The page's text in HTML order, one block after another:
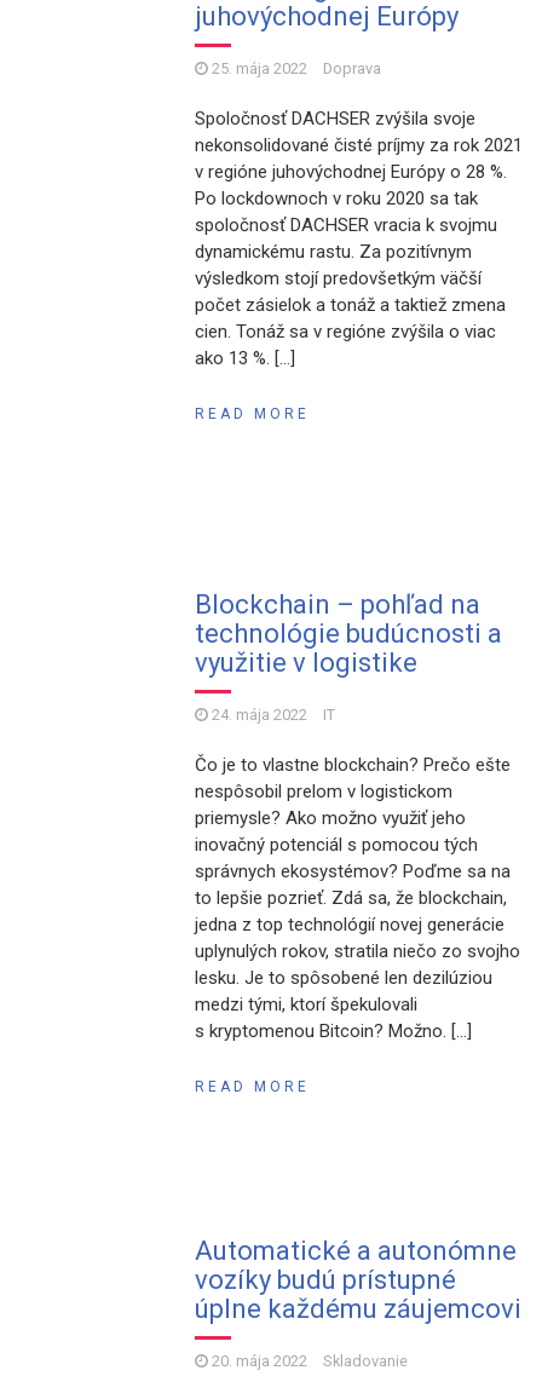
juhovýchodnej Európy
25. mája 2022 Doprava
Spoločnosť DACHSER zvýšila svoje
nekonsolidované čisté príjmy za rok 2021
v regióne juhovýchodnej Európy o 28 %.
Po lockdownoch v roku 2020 sa tak
spoločnosť DACHSER vracia k svojmu
dynamickému rastu. Za pozitívnym
výsledkom stojí predovšetkým väčší
počet zásielok a tonáž a taktiež zmena
cien. Tonáž sa v regióne zvýšila o viac
ako 13 %. […]
READ MORE
Blockchain – pohľad na
technológie budúcnosti a
využitie v logistike
24. mája 2022 IT
Čo je to vlastne blockchain? Prečo ešte
nespôsobil prelom v logistickom
priemysle? Ako možno využiť jeho
inovačný potenciál s pomocou tých
správnych ekosystémov? Poďme sa na
to lepšie pozrieť. Zdá sa, že blockchain,
jedna z top technológií novej generácie
uplynulých rokov, stratila niečo zo svojho
lesku. Je to spôsobené len dezilúziou
medzi tými, ktorí špekulovali
s kryptomenou Bitcoin? Možno. […]
READ MORE
Automatické a autonómne
vozíky budú prístupné
úplne každému záujemcovi
20. mája 2022 Skladovanie